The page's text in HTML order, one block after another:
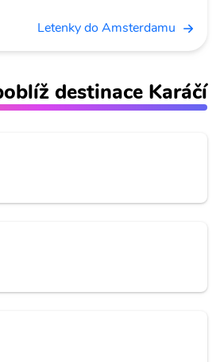
Letenky do Amsterdamu
destinace Karáčí